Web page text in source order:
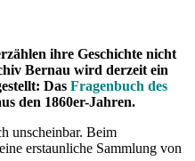
ihre Geschichte nicht
Bernau wird derzeit ein
Das Fragenbuch des
den 1860er-Jahren.
unscheinbar. Beim
erstaunliche Sammlung von